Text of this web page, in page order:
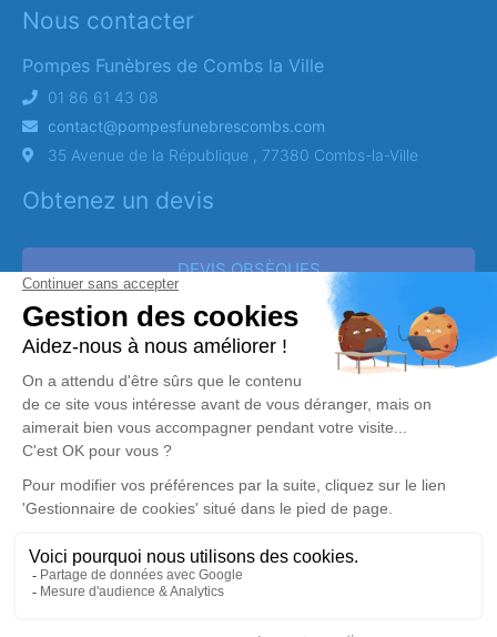
Nous contacter
Pompes Funèbres de Combs la Ville
01 86 61 43 08
contact@pompesfunebrescombs.com
35 Avenue de la République , 77380 Combs-la-Ville
Obtenez un devis
DEVIS OBSÈQUES
DEVIS PRÉVOYANCE
DEVIS MARBRERIE